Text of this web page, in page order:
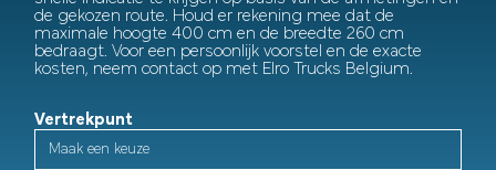
de gekozen route. Houd er rekening mee dat de
maximale hoogte 400 cm en de breedte 260 cm
bedraagt. Voor een persoonlijk voorstel en de exacte
kosten, neem contact op met Elro Trucks Belgium.
Vertrekpunt